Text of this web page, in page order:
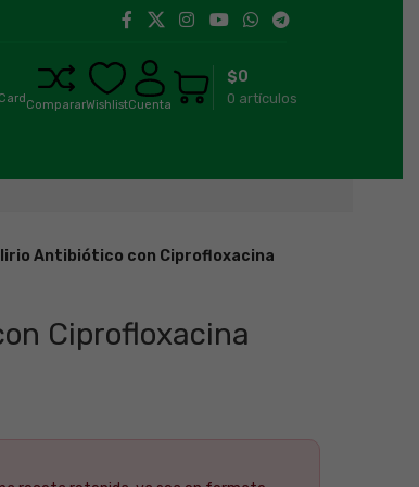
h Llegamos a toda la región de Aysén.
CompararWishlistCuenta 0 artículos
$0
Antibiótico con Ciprofloxacina
Ciprofloxacina